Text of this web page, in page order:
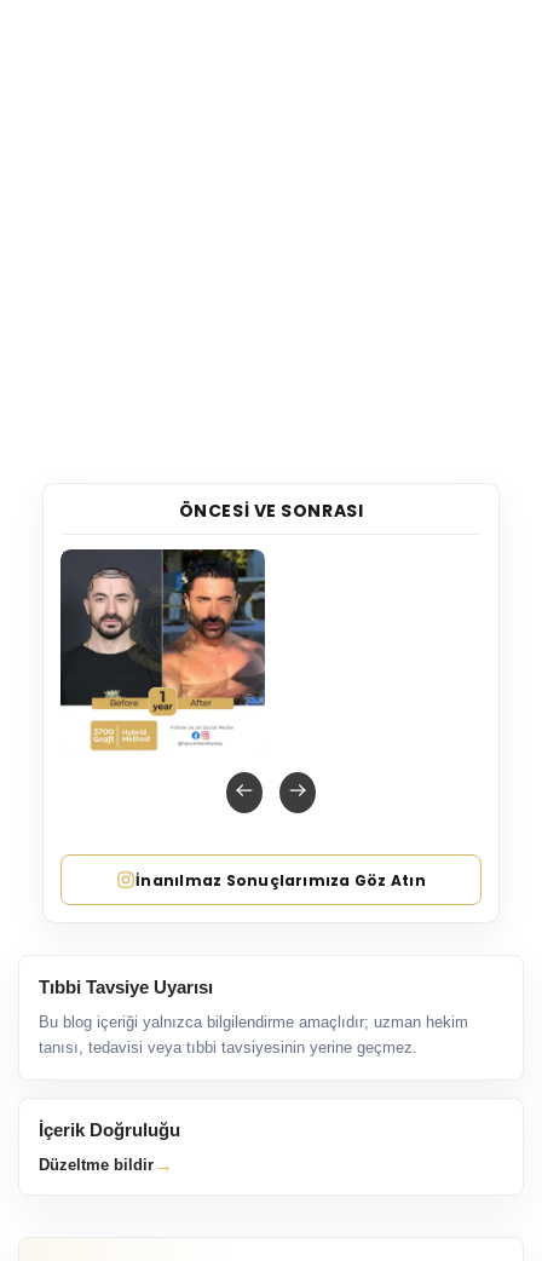
ÖNCESI VE SONRASI
İnanılmaz Sonuçlarımıza Göz Atın
Tıbbi Tavsiye Uyarısı
Bu blog içeriği yalnızca bilgilendirme amaçlıdır; uzman hekim
tanısı, tedavisi veya tıbbi tavsiyesinin yerine geçmez.
İçerik Doğruluğu
Düzeltme bildir →